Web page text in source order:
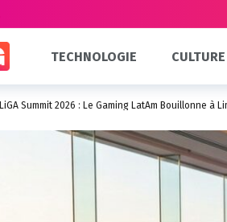
TECHNOLOGIE CULTURE
LiGA Summit 2026 : Le Gaming LatAm Bouillonne à